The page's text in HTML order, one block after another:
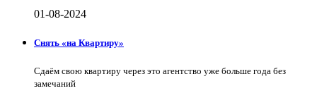
01-08-2024
Снять «на Квартиру»
Сдаём свою квартиру через это агентство уже больше года без
замечаний